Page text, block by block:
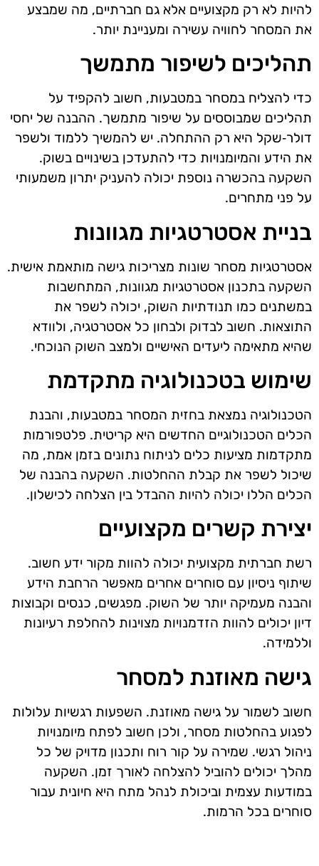
להיות לא רק מקצועיים אלא גם חברתיים, מה שמבצע
את המסחר לחוויה עשירה ומעניינת יותר.
תהליכים לשיפור מתמשך
כדי להצליח במסחר במטבעות, חשוב להקפיד על
תהליכים שמבוססים על שיפור מתמשך. ההבנה של יחסי
דולר‑שקל היא רק ההתחלה. יש להמשיך ללמוד ולשפר
את הידע והמיומנויות כדי להתעדכן בשינויים בשוק.
השקעה בהכשרה נוספת יכולה להעניק יתרון משמעותי
על פני מתחרים.
בניית אסטרטגיות מגוונות
אסטרטגיות מסחר שונות מצריכות גישה מותאמת אישית.
השקעה בתכנון אסטרטגיות מגוונות, המתחשבות
במשתנים כמו תנודתיות השוק, יכולה לשפר את
התוצאות. חשוב לבדוק ולבחון כל אסטרטגיה, ולוודא
שהיא מתאימה ליעדים האישיים ולמצב השוק הנוכחי.
שימוש בטכנולוגיה מתקדמת
הטכנולוגיה נמצאת בחזית המסחר במטבעות, והבנת
הכלים הטכנולוגיים החדשים היא קריטית. פלטפורמות
מתקדמות מציעות כלים לניתוח נתונים בזמן אמת, מה
שיכול לשפר את קבלת ההחלטות. השקעה בהבנה של
הכלים הללו יכולה להיות ההבדל בין הצלחה לכישלון.
יצירת קשרים מקצועיים
רשת חברתית מקצועית יכולה להוות מקור ידע חשוב.
שיתוף ניסיון עם סוחרים אחרים מאפשר הרחבת הידע
והבנה מעמיקה יותר של השוק. מפגשים, כנסים וקבוצות
דיון יכולים להוות הזדמנויות מצוינות להחלפת רעיונות
וללמידה.
גישה מאוזנת למסחר
חשוב לשמור על גישה מאוזנת. השפעות רגשיות עלולות
לפגוע בהחלטות מסחר, ולכן חשוב לפתח מיומנויות
ניהול רגשי. שמירה על קור רוח ותכנון מדויק של כל
מהלך יכולים להוביל להצלחה לאורך זמן. השקעה
במודעות עצמית וביכולת לנהל מתח היא חיונית עבור
סוחרים בכל הרמות.